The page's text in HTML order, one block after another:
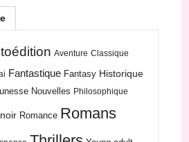
Aventure Classique
Fantastique Fantasy Historique
Nouvelles Philosophique
Romance Romans